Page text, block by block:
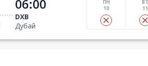
06:00
DXB
Дубай
ПН
10
ВТ
11